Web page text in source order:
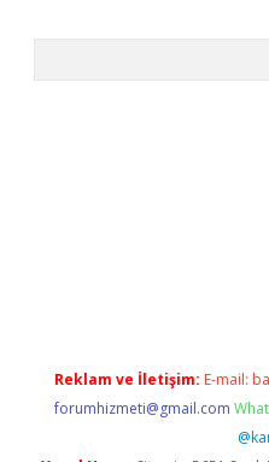
Reklam ve İletişim: E-mail:
forumhizmeti@gmail.com